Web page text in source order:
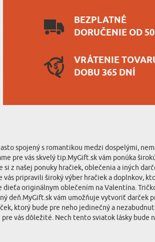
BEZPLATNÉ
DORUČENIE OD
VRÁTENIE
DOBU 365 DNÍ
spojený s romantikou medzi dospelými,
pre vás skvelý tip.MyGift.sk vám ponúka
z našej ponuky hračiek, oblečenia a iných
pripravili široký výber hračiek a doplnkov,
originálnym oblečením na Valentína.
deň.MyGift.sk vám umožňuje vytvoriť darček
ktorý bude pre neho jedinečný a
vás dôležité. Nech tento sviatok lásky